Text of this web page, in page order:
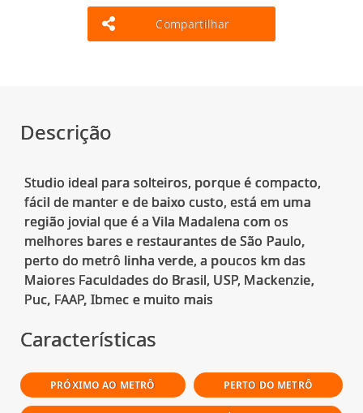
Compartilhar
Descrição
Studio ideal para solteiros, porque é compacto,
fácil de manter e de baixo custo, está em uma
região jovial que é a Vila Madalena com os
melhores bares e restaurantes de São Paulo,
perto do metrô linha verde, a poucos km das
Maiores Faculdades do Brasil, USP, Mackenzie,
Características
PRÓXIMO AO METRÔ PERTO DO METRÔ